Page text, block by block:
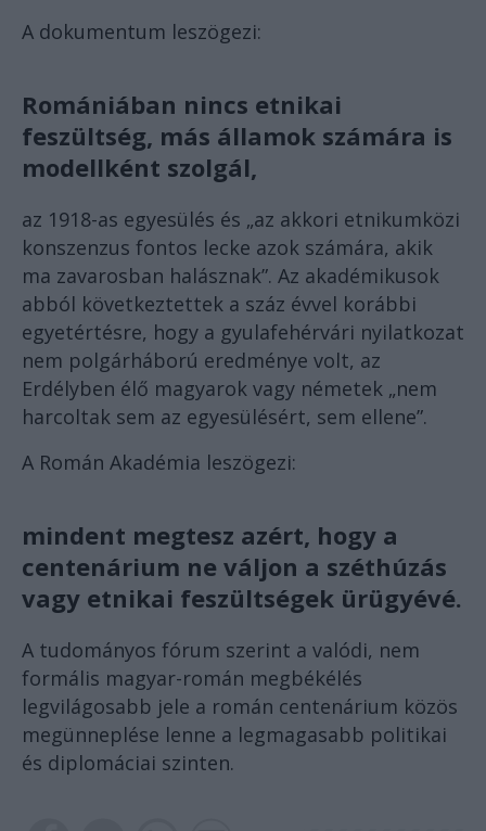
A dokumentum leszögezi:
Romániában nincs etnikai
feszültség, más államok számára is
modellként szolgál,
az 1918-as egyesülés és „az akkori etnikumközi
konszenzus fontos lecke azok számára, akik
ma zavarosban halásznak”. Az akadémikusok
abból következtettek a száz évvel korábbi
egyetértésre, hogy a gyulafehérvári nyilatkozat
nem polgárháború eredménye volt, az
Erdélyben élő magyarok vagy németek „nem
harcoltak sem az egyesülésért, sem ellene”.
A Román Akadémia leszögezi:
mindent megtesz azért, hogy a
centenárium ne váljon a széthúzás
vagy etnikai feszültségek ürügyévé.
A tudományos fórum szerint a valódi, nem
formális magyar-román megbékélés
legvilágosabb jele a román centenárium közös
megünneplése lenne a legmagasabb politikai
és diplomáciai szinten.